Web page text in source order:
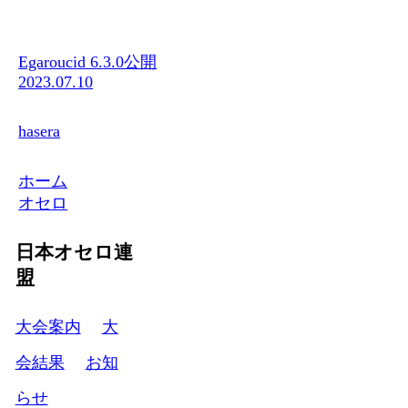
Egaroucid 6.3.0公開
2023.07.10
hasera
ホーム
オセロ
日本オセロ連
盟
大会案内
大
会結果
お知
らせ